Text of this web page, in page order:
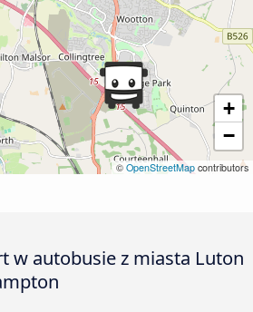
+
−
© OpenStreetMap contributors
w autobusie z miasta Luton